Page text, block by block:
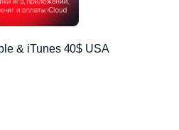
& iTunes 40$ USA